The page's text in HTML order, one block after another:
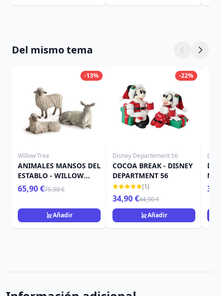
Del mismo tema
-13%
Willow Tree
ANIMALES MANSOS DEL
ESTABLO - WILLOW
TREE
65,90 €75,90 €
Añadir
-22%
Disney Departement 56
COCOA BREAK - DISNEY
DEPARTMENT 56
(1)
34,90 €44,90 €
Añadir